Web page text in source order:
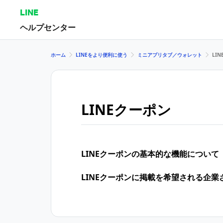
LINE
ヘルプセンター
ホーム LINEをより便利に使う ミニアプリタブ／ウォレット
LINEクーポン
LINEクーポンの基本的な機能について
LINEクーポンに掲載を希望される企業